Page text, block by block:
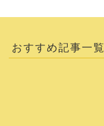
おすすめ記事一覧